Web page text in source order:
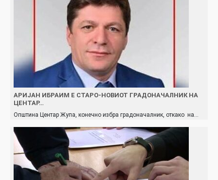
АРИЈАН ИБРАИМ Е СТАРО-НОВИОТ ГРАДОНАЧАЛНИК НА
ЦЕНТАР…
Општина Центар Жупа, конечно избра градоначалник, откако на…